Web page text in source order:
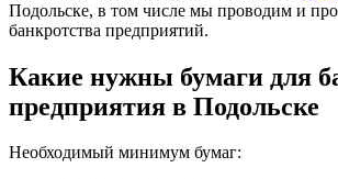
Подольске, в том числе мы проводим и
банкротства предприятий.
Какие нужны бумаги для
предприятия в Подольске
Необходимый минимум бумаг: